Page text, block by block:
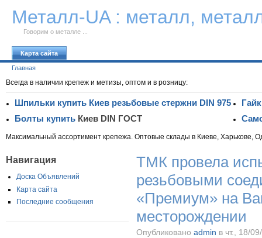
Металл-UA : металл,
Говорим о металле ...
Карта сайта
Главная
Всегда в наличии крепеж и метизы, оптом и в розницу:
Шпильки купить Киев резьбовые стержни DIN 975
Болты купитьКиев DIN ГОСТ
Максимальный ассортимент крепежа. Оптовые склады в Киеве, Харькове,
Навигация
Доска Объявлений
Карта сайта
Последние сообщения
ТМК провела
резьбовыми
«Премиум» на
месторождении
Опубликовано admin в чт., 18/